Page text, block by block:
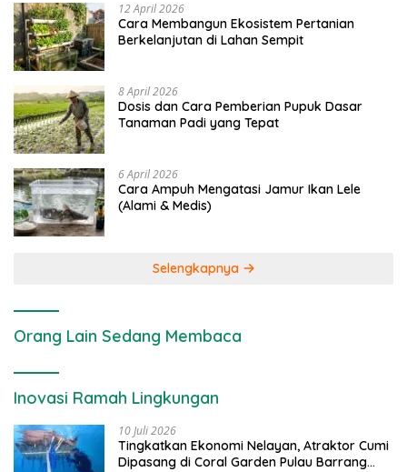
12 April 2026
Cara Membangun Ekosistem Pertanian
Berkelanjutan di Lahan Sempit
8 April 2026
Dosis dan Cara Pemberian Pupuk Dasar
Tanaman Padi yang Tepat
6 April 2026
Cara Ampuh Mengatasi Jamur Ikan Lele
(Alami & Medis)
Selengkapnya
Orang Lain Sedang Membaca
Inovasi Ramah Lingkungan
10 Juli 2026
Tingkatkan Ekonomi Nelayan, Atraktor Cumi
Dipasang di Coral Garden Pulau Barrang